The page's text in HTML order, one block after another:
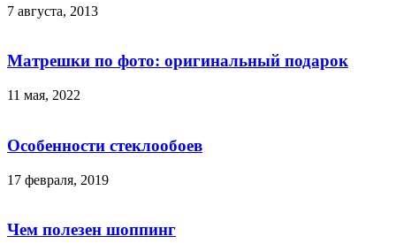
7 августа, 2013
Матрешки по фото: оригинальный подарок
11 мая, 2022
Особенности стеклообоев
17 февраля, 2019
Чем полезен шоппинг